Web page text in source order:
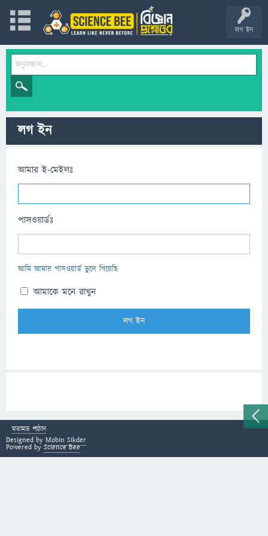
লগ ইন
লগ ইন
আমার ই-মেইলঃ
পাসওয়ার্ডঃ
আমি আমার পাসওয়ার্ড ভুলে গিয়েছি
আমাকে মনে রাখুন
মতামত পাঠান
Designed by Mobin Sikder
Powered by Science Bee